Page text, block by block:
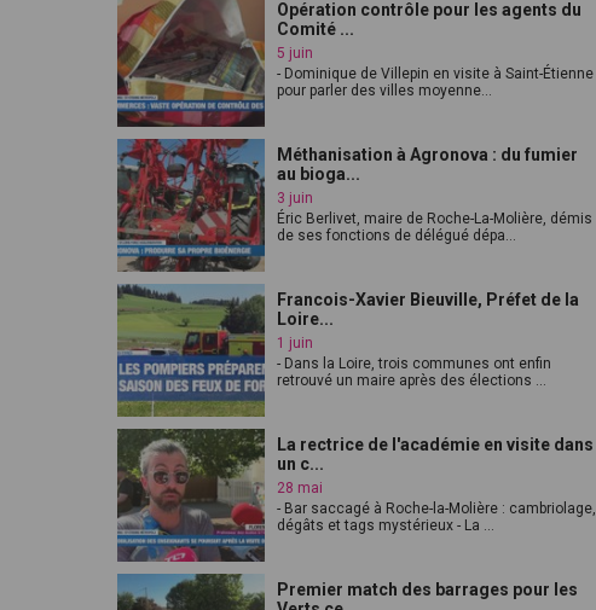
Opération contrôle pour les agents du
Comité ...
5 juin
- Dominique de Villepin en visite à Saint-Étienne
pour parler des villes moyenne...
Méthanisation à Agronova : du fumier
au bioga...
3 juin
Éric Berlivet, maire de Roche-La-Molière, démis
de ses fonctions de délégué dépa...
Francois-Xavier Bieuville, Préfet de la
Loire...
1 juin
- Dans la Loire, trois communes ont enfin
retrouvé un maire après des élections ...
La rectrice de l'académie en visite dans
un c...
28 mai
- Bar saccagé à Roche-la-Molière : cambriolage,
dégâts et tags mystérieux - La ...
Premier match des barrages pour les